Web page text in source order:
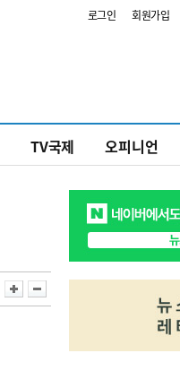
로그인 회원가입
TV국제 오피니언